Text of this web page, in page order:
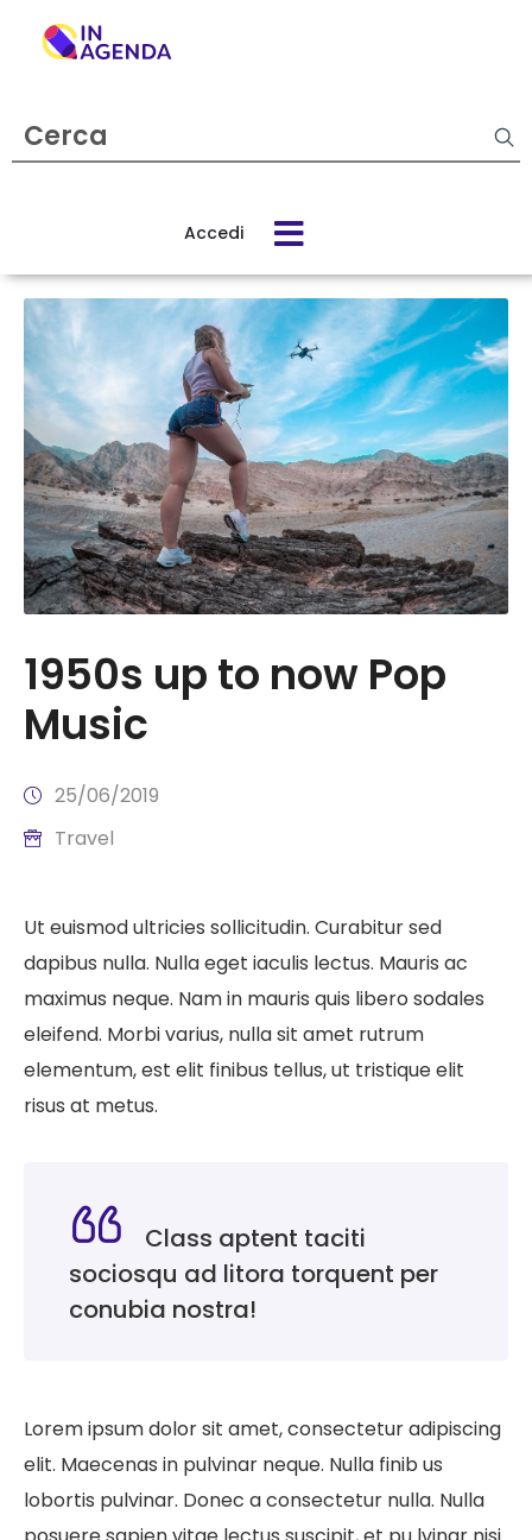
Accedi
Cerca
evento
Agenda
Come
funziona
1950s up to now Pop
Music
25/06/2019
Travel
Ut euismod ultricies sollicitudin. Curabitur sed
dapibus nulla. Nulla eget iaculis lectus. Mauris ac
maximus neque. Nam in mauris quis libero sodales
eleifend. Morbi varius, nulla sit amet rutrum
elementum, est elit finibus tellus, ut tristique elit
risus at metus.
Class aptent taciti
sociosqu ad litora torquent per
conubia nostra!
Lorem ipsum dolor sit amet, consectetur adipiscing
elit. Maecenas in pulvinar neque. Nulla finib us
lobortis pulvinar. Donec a consectetur nulla. Nulla